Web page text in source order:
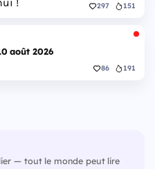
297 151
août 2026
86 191
— tout le monde peut lire